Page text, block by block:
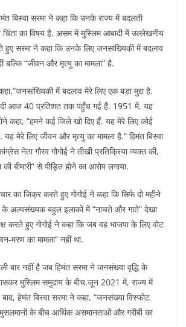
बिस्वा सरमा ने कहा कि उनके राज्य में बदलती
का विषय है. असम में मुस्लिम आबादी में उल्लेखनीय
हुए सरमा ने कहा कि उनके लिए जनसांख्यिकी में बदलाव
बल्कि “जीवन और मृत्यु का मामला” है.
में बदलाव मेरे लिए एक बड़ा मुद्दा है.
आज 40 प्रतिशत तक पहुँच गई है. 1951 में, यह
कहा, “हमने कई जिले खो दिए हैं. यह मेरे लिए कोई
यह मेरे लिए जीवन और मृत्यु का मामला है.” हिमंत बिस्वा
नेता गौरव गोगोई ने तीखी प्रतिक्रिया व्यक्त की,
बीमारी” से पीड़ित होने का आरोप लगाया.
का जिक्र करते हुए गोगोई ने कहा कि सिर्फ दो महीने
अल्पसंख्यक बहुल इलाकों में “नाचते और गाते” देखा
करते हुए गोगोई ने कहा कि जब वह भाजपा के लिए वोट
मरण का मामला” नहीं था.
बार नहीं है जब हिमंत सरमा ने जनसंख्या वृद्धि के
मुस्लिम समुदाय के बीच.जून 2021 में, राज्य में
हेमंत बिस्वा सरमा ने कहा, “जनसंख्या विस्फोट
के बीच आर्थिक असमानताओं और गरीबी का